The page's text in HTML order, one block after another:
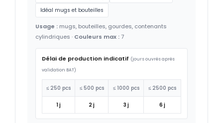
Idéal mugs et bouteilles
Usage : mugs, bouteilles, gourdes, contenants
cylindriques · Couleurs max :7
Délai de production indicatif (jours ouvrés après
validation BAT)
≤ 250 pcs ≤ 500 pcs ≤ 1000 pcs ≤ 2500 pcs
1 j 2 j 3 j 6 j